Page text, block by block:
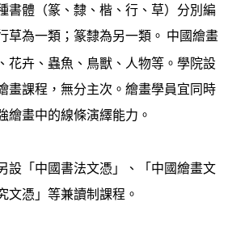
書體（篆、隸、楷、行、草）分別編
草為一類；篆隸為另一類。 中國繪畫
花卉、蟲魚、鳥獸、人物等。學院設
畫課程，無分主次。繪畫學員宜同時
繪畫中的線條演繹能力。
設「中國書法文憑」、「中國繪畫文
文憑」等兼讀制課程。